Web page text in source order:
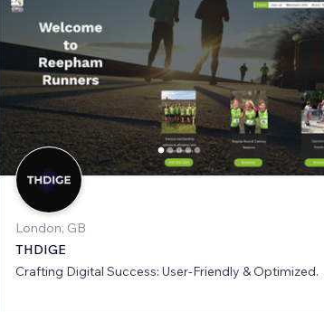
London, GB
THDIGE
Crafting Digital Success: User-Friendly & Optimized.